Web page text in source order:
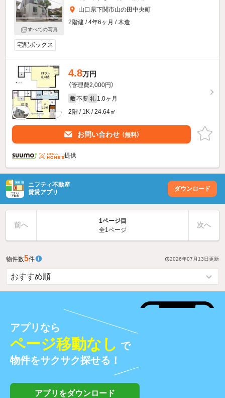
すべての写真
山口県下関市山の田中央町
2階建 / 4年6ヶ月 / 木造
宅配ボックス
4.8万円
（管理費2,000円）
敷 不要 礼 1.0ヶ月
2階 / 1K / 24.64㎡
お問い合わせ （無料）
提供
ニフティ不動産
賃貸アプリ
ダウンロード
前へ
1ページ目
全1ページ
次へ
物件数5件 2026年07月13日更新
アプリなら
ページ移動なし で
物件をサクサク探せる！
アプリをダウンロード